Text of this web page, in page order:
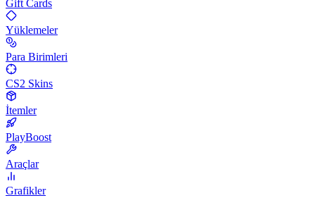
Gift Cards
Yüklemeler
Para Birimleri
CS2 Skins
İtemler
PlayBoost
Araçlar
Grafikler